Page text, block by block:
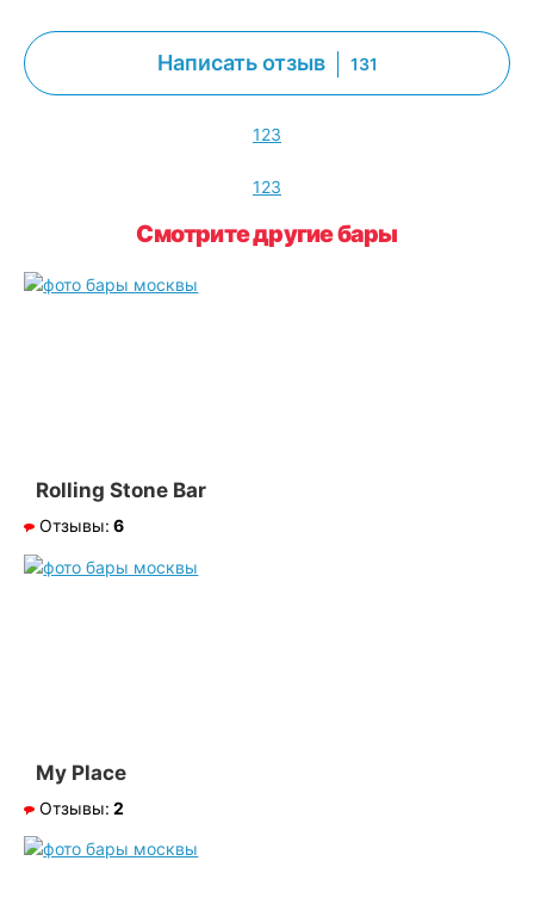
Написать отзыв 131
123
123
Смотрите другие бары
Rolling Stone Bar
Отзывы: 6
My Place
Отзывы: 2